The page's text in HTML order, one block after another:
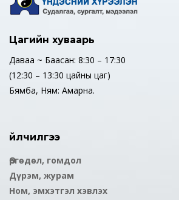
Цагийн хуваарь
Даваа ~ Баасан: 8:30 – 17:30
(12:30 – 13:30 цайны цаг)
Бямба, Ням: Амарна.
Үйлчилгээ
Өргөдөл, гомдол
Дүрэм, журам
Ном, эмхэтгэл хэвлэх